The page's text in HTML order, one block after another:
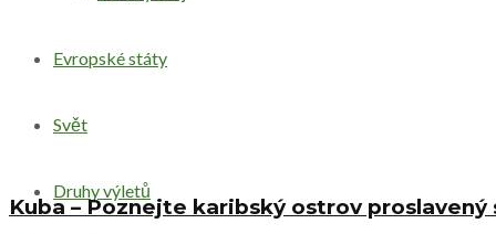
Evropské státy
Svět
Druhy výletů
Kuba – Poznejte karibský ostrov